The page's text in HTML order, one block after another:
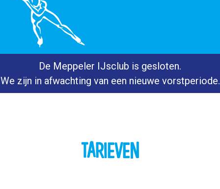
De Meppeler IJsclub is gesloten.
We zijn in afwachting van een nieuwe vorstperiode.
TARIEVEN